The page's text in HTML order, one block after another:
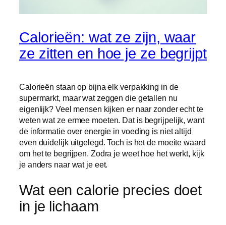
Calorieën: wat ze zijn, waar
ze zitten en hoe je ze begrijpt
Calorieën staan op bijna elk verpakking in de
supermarkt, maar wat zeggen die getallen nu
eigenlijk? Veel mensen kijken er naar zonder echt te
weten wat ze ermee moeten. Dat is begrijpelijk, want
de informatie over energie in voeding is niet altijd
even duidelijk uitgelegd. Toch is het de moeite waard
om het te begrijpen. Zodra je weet hoe het werkt, kijk
je anders naar wat je eet.
Wat een calorie precies doet
in je lichaam